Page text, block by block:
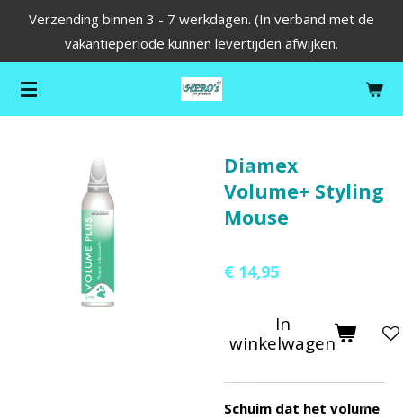
de
hoofdinhoud
Verzending binnen 3 - 7 werkdagen. (In verband met de
vakantieperiode kunnen levertijden afwijken.
Diamex
Volume+ Styling
Mouse
€ 14,95
In
winkelwagen
Schuim dat het volume